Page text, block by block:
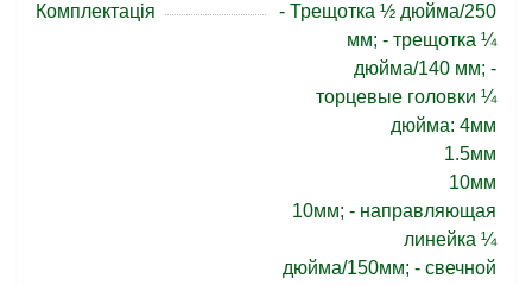
Комплектація
- Трещотка ½ дюйма/250
мм; - трещотка ¼
дюйма/140 мм; -
торцевые головки ¼
дюйма: 4мм
1.5мм
10мм
10мм; - направляющая
линейка ¼
дюйма/150мм; - свечной